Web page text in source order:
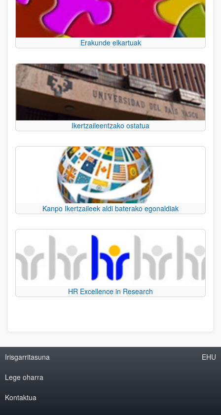
Erakunde elkartuak
Ikertzaileentzako ostatua
Kanpo Ikertzaileek aldi baterako egonaldiak
HR Excellence in Research
Irisgarritasuna
Lege oharra
Kontaktua
EHU